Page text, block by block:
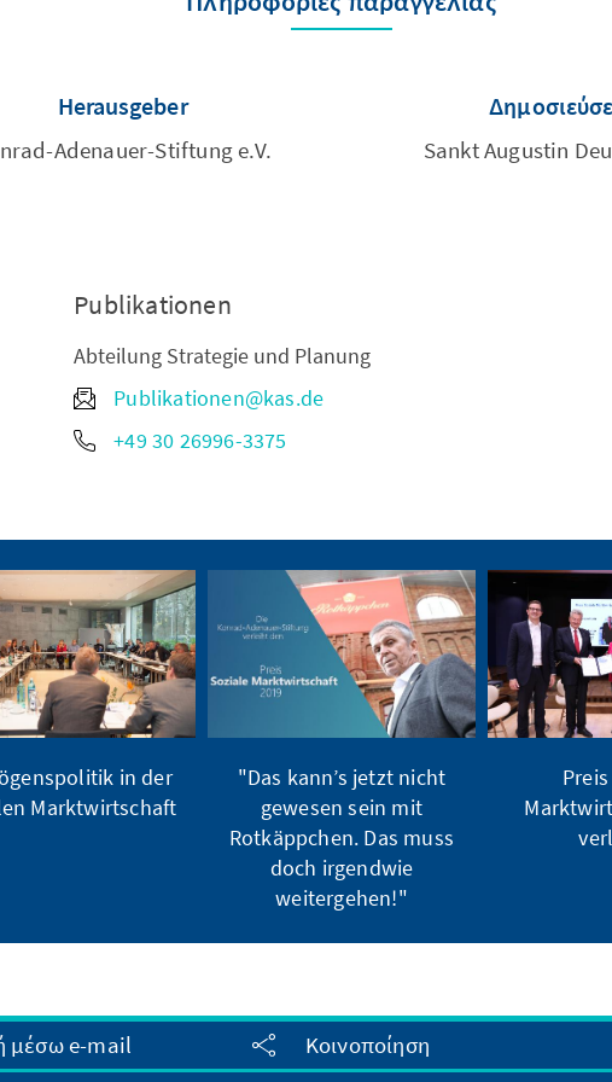
Herausgeber
Adenauer-Stiftung e.V. Sankt Augustin
Publikationen
Abteilung Strategie und Planung
Publikationen@kas.de
+49 30 26996-3375
in der
Marktwirtschaft
"Das kann’s jetzt nicht
gewesen sein mit
Rotkäppchen. Das muss
doch irgendwie
weitergehen!"
μέσω e-mail Κοινοποίηση